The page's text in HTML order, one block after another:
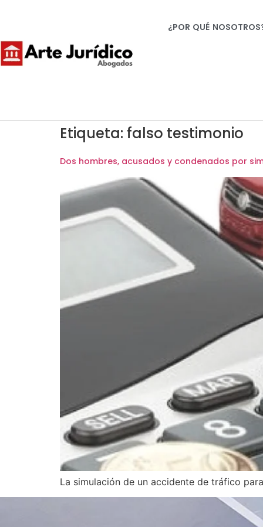
¿POR QUÉ
Etiqueta: falso testimonio
Dos hombres, acusados y condenados por
La simulación de un accidente de tráfico